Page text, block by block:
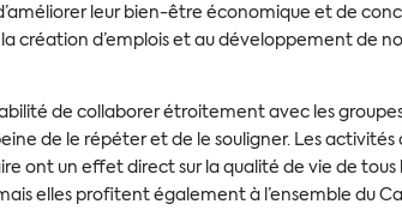
leur bien-être économique et de
création d’emplois et au développement de
de collaborer étroitement avec les
de le répéter et de le souligner. Les
ont un effet direct sur la qualité de vie de tous
elles profitent également à l’ensemble du